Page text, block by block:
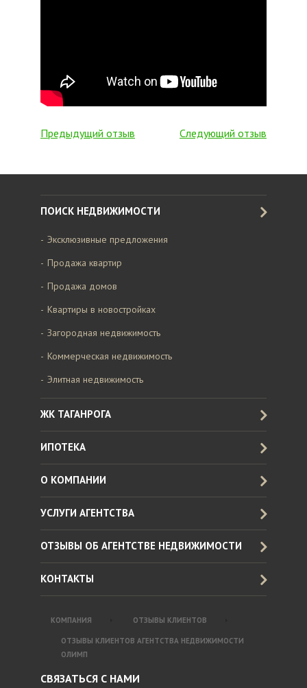
Предыдущий отзыв Следующий отзыв
ПОИСК НЕДВИЖИМОСТИ
Эксклюзивные предложения
Продажа квартир
Продажа домов
Квартиры в новостройках
Загородная недвижимость
Коммерческая недвижимость
Элитная недвижимость
ЖК ТАГАНРОГА
ИПОТЕКА
О КОМПАНИИ
УСЛУГИ АГЕНТСТВА
ОТЗЫВЫ ОБ АГЕНТСТВЕ НЕДВИЖИМОСТИ
КОНТАКТЫ
КОМПАНИЯ ОТЗЫВЫ КЛИЕНТОВ
ОТЗЫВЫ КЛИЕНТОВ АГЕНТСТВА НЕДВИЖИМОСТИ
ОЛИМП
СВЯЗАТЬСЯ С НАМИ